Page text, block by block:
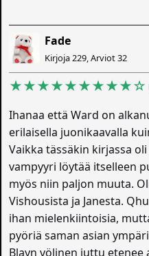
Fade
Kirjoja 229, Arviot 32
★★★★★★★★★☆
Ihanaa että Ward on
erilaisella juonikaavalla
Vaikka tässäkin kirjassa
vampyyri löytää itselleen
myös niin paljon muuta.
Vishousista ja Janesta.
ihan mielenkiintoisia,
pyöriä saman asian
Blayn völinen juttu etenee